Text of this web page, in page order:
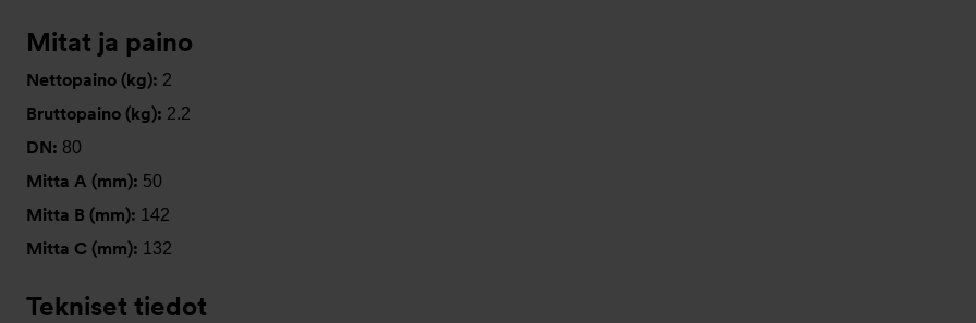
Mitat ja paino
Nettopaino (kg): 2
Bruttopaino (kg): 2.2
DN: 80
Mitta A (mm): 50
Mitta B (mm): 142
Mitta C (mm): 132
Tekniset tiedot